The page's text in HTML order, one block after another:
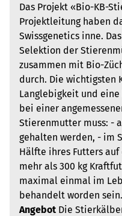
Das Projekt «Bio-KB-
Projektleitung haben
Swissgenetics inne.
Selektion der
zusammen mit Bio-
durch. Die wichtigsten
Langlebigkeit und
bei einer
Stierenmutter muss: -
gehalten werden, - im
Hälfte ihres Futters
mehr als 300 kg
maximal einmal im
behandelt worden sein.
Angebot Die